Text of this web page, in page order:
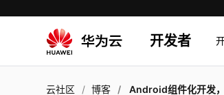
开发者
云社区 博客 Android组件化开发